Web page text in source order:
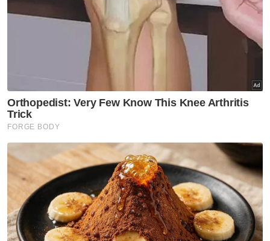
melakukan pengubahan wang haram.
Sementara itu, pada Ahad, pegawai dan
kakitangan Kedutaan Korea Utara telah
mengosongkan bangunan kedutaan itu di sini
sekitar jam 10.55 pagi.
Kesemua pekerja kedutaan dan juga ahli
keluarga mereka yang dianggarkan seramai
30 orang itu telah keluar dari pekarangan
bangunan bersama dengan menaiki sebuah
bas, manakala Yu Song dilihat menaiki
sebuah kenderaan berwarna putih.
Difahamkan, kumpulan tersebut akan
menggunakan penerbangan transit Shanghai